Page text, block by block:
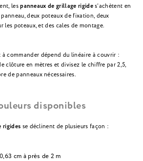
lespanneaux de grillage rigides’achètent en
deux poteaux de fixation, deux
poteaux, et des cales de montage.
commander dépend du linéaire à couvrir :
clôture en mètres et divisez le chiffre par 2,5,
de panneaux nécessaires.
disponibles
rigides se déclinent de plusieurs façon :
cm à près de 2 m